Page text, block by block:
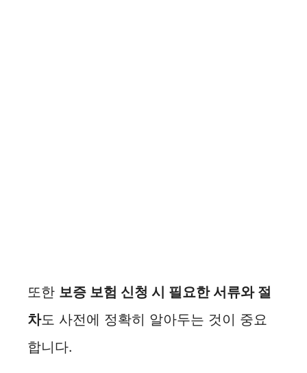
또한 보증 보험 신청 시 필요한 서류와 절
차도 사전에 정확히 알아두는 것이 중요
합니다.